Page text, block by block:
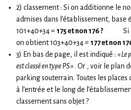
2) classement : Si on additionne le
admises dans l’établissement,
101+40+34 = 175 et non 176 ?
Si on
on obtient 103+40+34 = 177 et non
3) En bas de page, il est indiqué : « Le
est classé en type PS » . Or , voir le plan
parking souterrain. Toutes les places
à l’entrée et le long de
classement sans objet ?